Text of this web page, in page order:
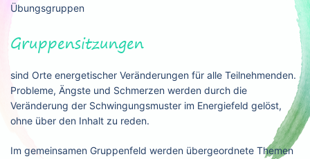
Übungsgruppen
Gruppensitzungen
sind Orte energetischer Veränderungen für alle Teilnehmenden.
Probleme, Ängste und Schmerzen werden durch die
Veränderung der Schwingungsmuster im Energiefeld gelöst,
ohne über den Inhalt zu reden.
Im gemeinsamen Gruppenfeld werden übergeordnete Themen